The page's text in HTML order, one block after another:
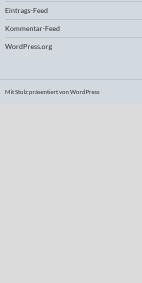
Eintrags-Feed
Kommentar-Feed
WordPress.org
Mit Stolz präsentiert von WordPress